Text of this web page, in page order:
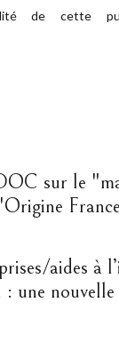
de cette
sur le
aides à
une